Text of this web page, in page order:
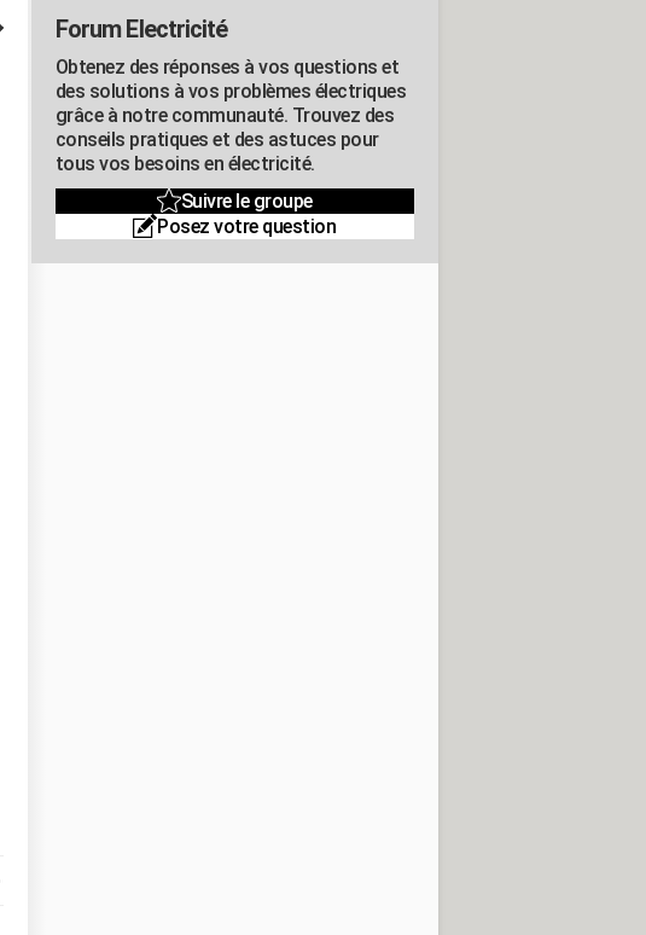
Forum Electricité
Obtenez des réponses à vos questions et
des solutions à vos problèmes électriques
grâce à notre communauté. Trouvez des
conseils pratiques et des astuces pour
tous vos besoins en électricité.
Suivre le groupe
Posez votre question